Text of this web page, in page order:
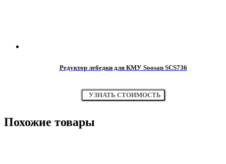
Редуктор лебедки для КМУ Soosan SCS736
УЗНАТЬ СТОИМОСТЬ
Похожие товары